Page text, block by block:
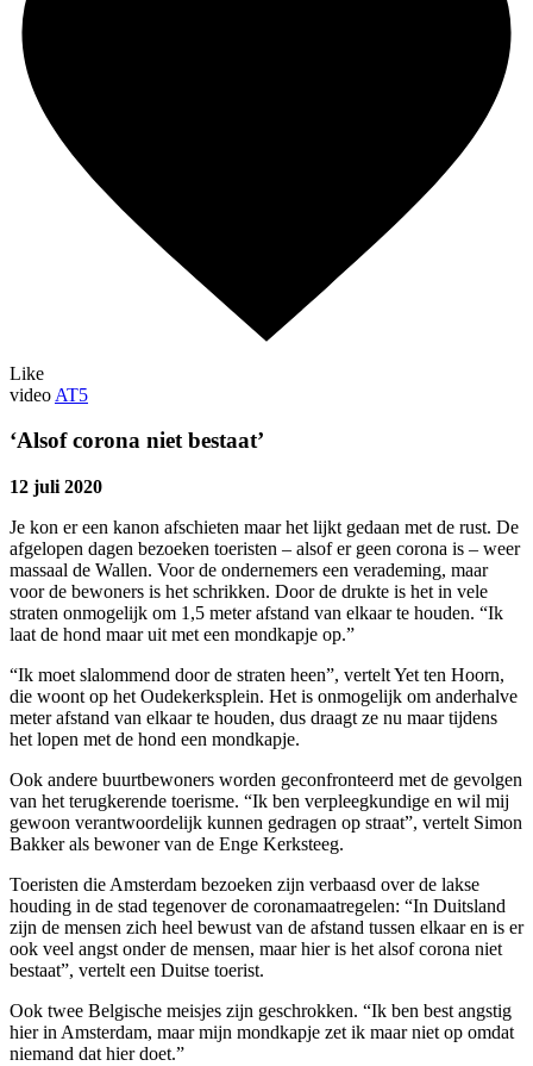
Like
video AT5
‘Alsof corona niet bestaat’
12 juli 2020
Je kon er een kanon afschieten maar het lijkt gedaan met de rust. De
afgelopen dagen bezoeken toeristen – alsof er geen corona is – weer
massaal de Wallen. Voor de ondernemers een verademing, maar
voor de bewoners is het schrikken. Door de drukte is het in vele
straten onmogelijk om 1,5 meter afstand van elkaar te houden. “Ik
laat de hond maar uit met een mondkapje op.”
“Ik moet slalommend door de straten heen”, vertelt Yet ten Hoorn,
die woont op het Oudekerksplein. Het is onmogelijk om anderhalve
meter afstand van elkaar te houden, dus draagt ze nu maar tijdens
het lopen met de hond een mondkapje.
Ook andere buurtbewoners worden geconfronteerd met de gevolgen
van het terugkerende toerisme. “Ik ben verpleegkundige en wil mij
gewoon verantwoordelijk kunnen gedragen op straat”, vertelt Simon
Bakker als bewoner van de Enge Kerksteeg.
Toeristen die Amsterdam bezoeken zijn verbaasd over de lakse
houding in de stad tegenover de coronamaatregelen: “In Duitsland
zijn de mensen zich heel bewust van de afstand tussen elkaar en is er
ook veel angst onder de mensen, maar hier is het alsof corona niet
bestaat”, vertelt een Duitse toerist.
Ook twee Belgische meisjes zijn geschrokken. “Ik ben best angstig
hier in Amsterdam, maar mijn mondkapje zet ik maar niet op omdat
niemand dat hier doet.”